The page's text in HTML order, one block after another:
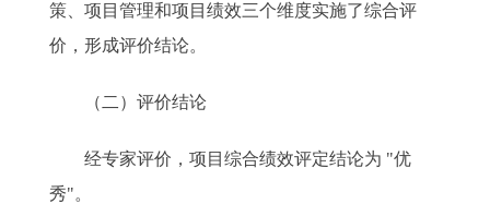
策、项目管理和项目绩效三个维度实施了综合评
价，形成评价结论。
（二）评价结论
经专家评价，项目综合绩效评定结论为 "优
秀"。